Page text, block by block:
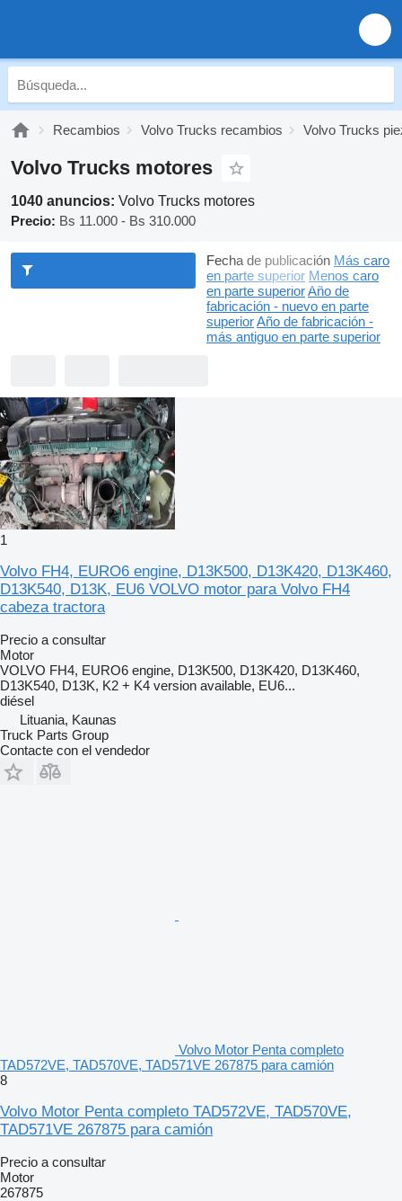
Recambios Volvo Trucks recambios Volvo Trucks
Volvo Trucks motores
1040 anuncios: Volvo Trucks motores
Precio: Bs 11.000 - Bs 310.000
Fecha de publicación Más caro
en parte superior Menos caro
en parte superiorAño de
fabricación - nuevo en parte
superiorAño de fabricación -
más antiguo en parte superior
1
Volvo FH4, EURO6 engine, D13K500, D13K420, D13K460,
D13K540, D13K, EU6 VOLVO motor para Volvo FH4
cabeza tractora
Precio a consultar
Motor
VOLVO FH4, EURO6 engine, D13K500, D13K420, D13K460,
D13K540, D13K, K2 + K4 version available, EU6...
diésel
Lituania, Kaunas
Truck Parts Group
Contacte con el vendedor
Volvo Motor Penta completo
TAD572VE, TAD570VE, TAD571VE 267875 para camión
8
Volvo Motor Penta completo TAD572VE, TAD570VE,
TAD571VE 267875 para camión
Precio a consultar
Motor
267875